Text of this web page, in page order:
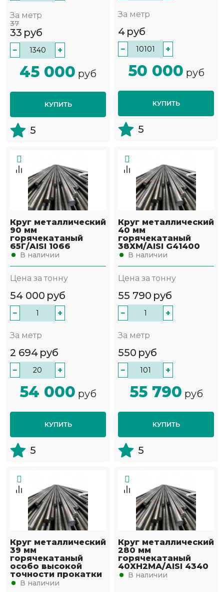
За метр
37
33 руб
− +
45 000 руб
КУПИТЬ
5
За метр
4 руб
− +
50 000 руб
КУПИТЬ
5
Круг металлический
90 мм
горячекатаный
65Г/AISI 1066
В наличии
Цена за тонну
54 000 руб
− +
За метр
2 694 руб
− +
54 000 руб
КУПИТЬ
5
Круг металлический
40 мм
горячекатаный
38ХМ/AISI G41400
В наличии
Цена за тонну
55 790 руб
− +
За метр
550 руб
− +
55 790 руб
КУПИТЬ
5
Круг металлический
39 мм
горячекатаный
особо высокой
точности прокатки
В наличии
Круг металлический
280 мм
горячекатаный
40ХН2МА/AISI 4340
В наличии